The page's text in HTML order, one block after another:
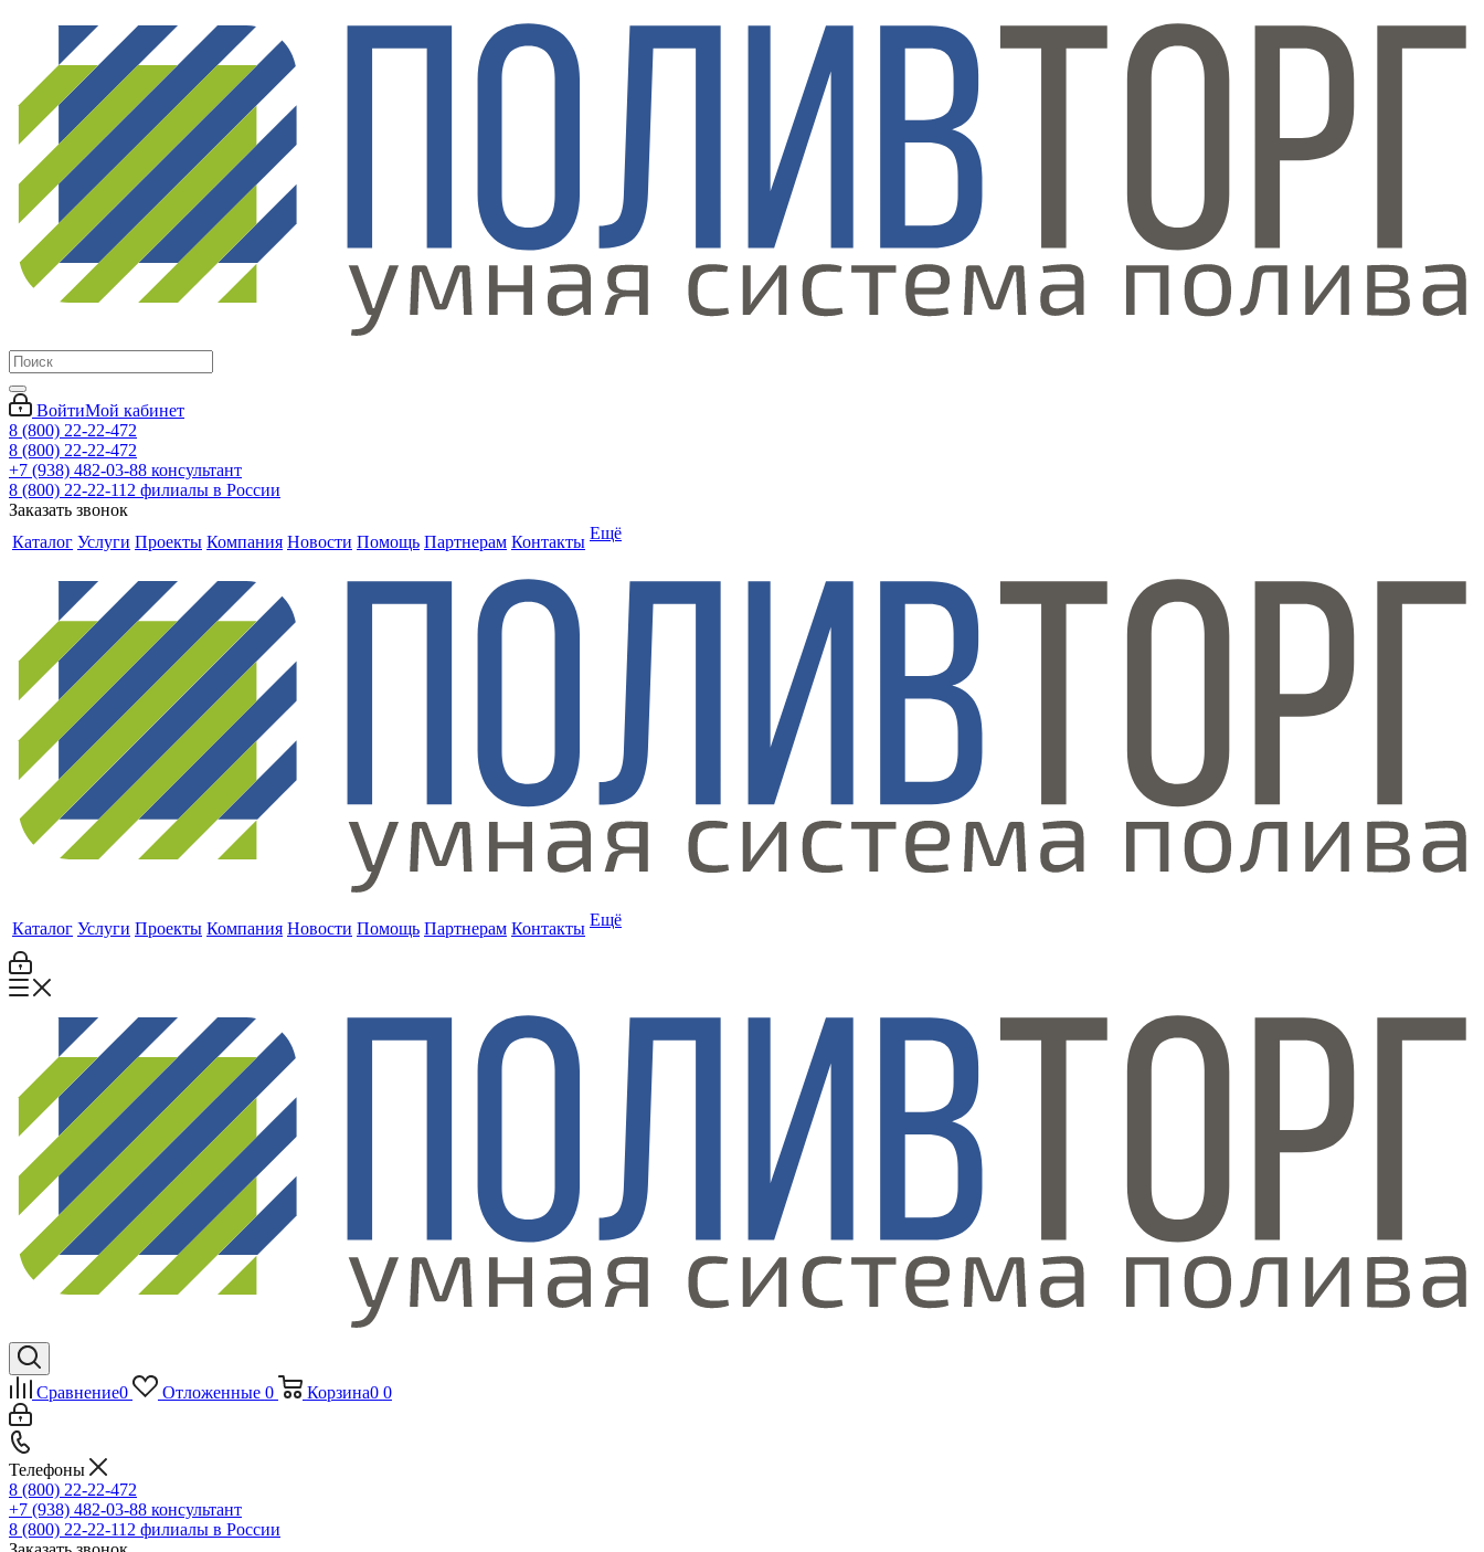
ВойтиМой кабинет
8 (800) 22-22-472
8 (800) 22-22-472
+7 (938) 482-03-88 консультант
8 (800) 22-22-112 филиалы в России
Заказать звонок
Каталог Услуги Проекты Компания Новости Помощь Партнерам Контакты Ещё
Каталог Услуги Проекты Компания Новости Помощь Партнерам Контакты Ещё
Сравнение0 Отложенные 0 Корзина0 0
Телефоны
8 (800) 22-22-472
+7 (938) 482-03-88 консультант
8 (800) 22-22-112 филиалы в России